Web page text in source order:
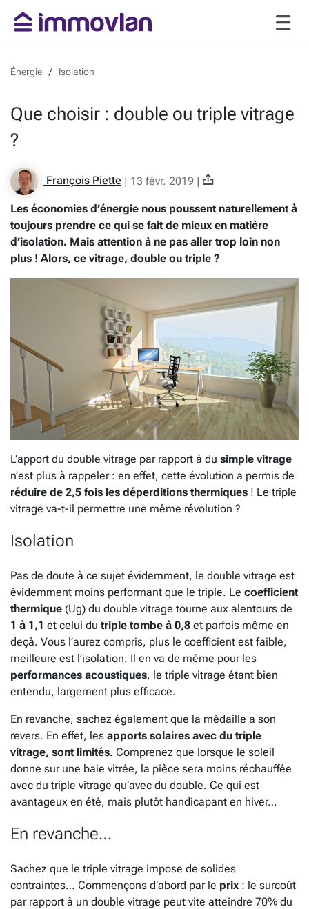
Énergie Isolation
Que choisir : double ou triple vitrage
?
François Piette | 13 févr. 2019 |
Les économies d’énergie nous poussent naturellement à
toujours prendre ce qui se fait de mieux en matière
d’isolation. Mais attention à ne pas aller trop loin non
plus ! Alors, ce vitrage, double ou triple ?
L’apport du double vitrage par rapport à du simple vitrage
n’est plus à rappeler : en effet, cette évolution a permis de
réduire de 2,5 fois les déperditions thermiques ! Le triple
vitrage va-t-il permettre une même révolution ?
Isolation
Pas de doute à ce sujet évidemment, le double vitrage est
évidemment moins performant que le triple. Le coefficient
thermique (Ug) du double vitrage tourne aux alentours de
1 à 1,1 et celui du triple tombe à 0,8 et parfois même en
deçà. Vous l’aurez compris, plus le coefficient est faible,
meilleure est l’isolation. Il en va de même pour les
performances acoustiques, le triple vitrage étant bien
entendu, largement plus efficace.
En revanche, sachez également que la médaille a son
revers. En effet, les apports solaires avec du triple
vitrage, sont limités. Comprenez que lorsque le soleil
donne sur une baie vitrée, la pièce sera moins réchauffée
avec du triple vitrage qu’avec du double. Ce qui est
avantageux en été, mais plutôt handicapant en hiver…
En revanche…
Sachez que le triple vitrage impose de solides
contraintes… Commençons d’abord par le prix : le surcoût
par rapport à un double vitrage peut vite atteindre 70% du